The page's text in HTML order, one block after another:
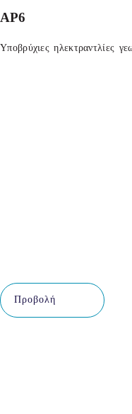
AP6
Υποβρύχιες ηλεκτραντλίες
Προβολή